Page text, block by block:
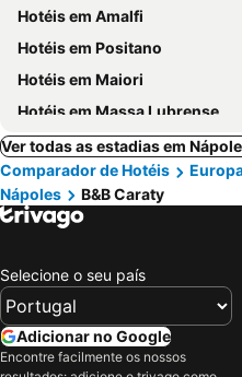
Hotéis em Amalfi
Hotéis em Positano
Hotéis em Maiori
Hotéis em Massa Lubrense
Ver todas as estadias em
Comparador de Hotéis
Nápoles
B&B Caraty
Selecione o seu país
Adicionar no Google
Encontre facilmente os nossos